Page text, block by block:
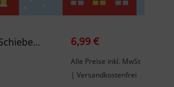
Babys Erstes Schiebebuch: Weihnachten 6,99 €
Alle Preise inkl. MwSt
| Versandkostenfrei